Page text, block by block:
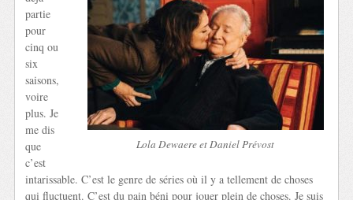
Lola Dewaere et Daniel Prévost
partie
pour
cinq ou
six
saisons,
voire
plus. Je
me dis
que
c’est
intarissable. C’est le genre de séries où il y a tellement de choses
qui fluctuent. C’est du pain béni pour jouer plein de choses. Je suis